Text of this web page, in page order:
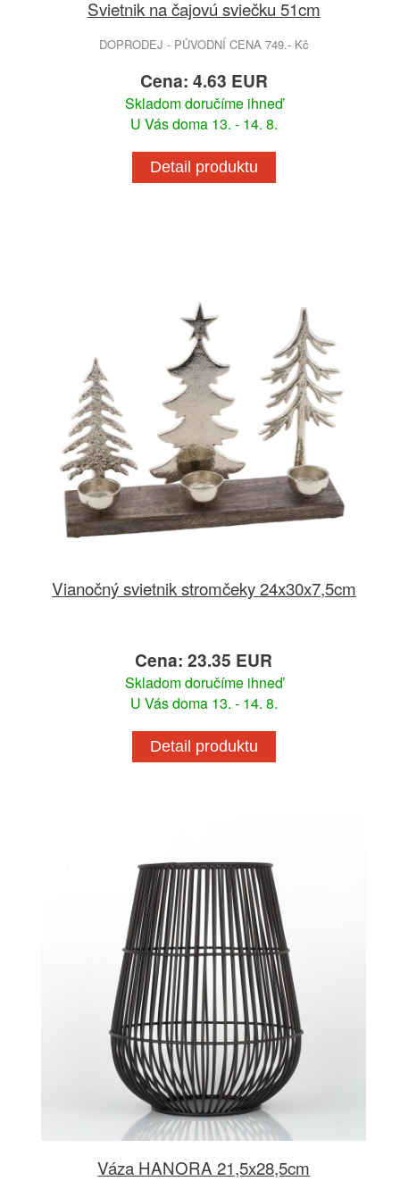
Svietnik na čajovú sviečku 51cm
DOPRODEJ - PŮVODNÍ CENA 749.- Kč
Cena: 4.63 EUR
Skladom doručíme ihneď
U Vás doma 13. - 14. 8.
Detail produktu
Vianočný svietnik stromčeky 24x30x7,5cm
Cena: 23.35 EUR
Skladom doručíme ihneď
U Vás doma 13. - 14. 8.
Detail produktu
Váza HANORA 21,5x28,5cm